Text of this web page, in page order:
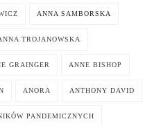
ANNA SAMBORSKA
TROJANOWSKA
GRAINGER ANNE BISHOP
ANORA ANTHONY DAVID
PANDEMICZNYCH